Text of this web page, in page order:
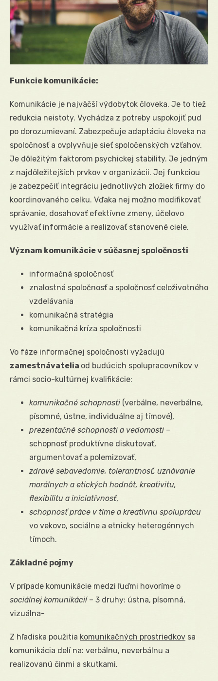
Funkcie komunikácie:
Komunikácie je najväčší výdobytok človeka. Je to tiež
redukcia neistoty. Vychádza z potreby uspokojiť pud
po dorozumievaní. Zabezpečuje adaptáciu človeka na
spoločnosť a ovplyvňuje sieť spoločenských vzťahov.
Je dôležitým faktorom psychickej stability. Je jedným
z najdôležitejších prvkov v organizácii. Jej funkciou
je zabezpečiť integráciu jednotlivých zložiek firmy do
koordinovaného celku. Vďaka nej možno modifikovať
správanie, dosahovať efektívne zmeny, účelovo
využívať informácie a realizovať stanovené ciele.
Význam komunikácie v súčasnej spoločnosti
informačná spoločnosť
znalostná spoločnosť a spoločnosť celoživotného
vzdelávania
komunikačná stratégia
komunikačná kríza spoločnosti
Vo fáze informačnej spoločnosti vyžadujú
zamestnávatelia od budúcich spolupracovníkov v
rámci socio-kultúrnej kvalifikácie:
komunikačné schopnosti (verbálne, neverbálne,
písomné, ústne, individuálne aj tímové),
prezentačné schopnosti a vedomosti –
schopnosť produktívne diskutovať,
argumentovať a polemizovať,
zdravé sebavedomie, tolerantnosť, uznávanie
morálnych a etických hodnôt, kreativitu,
flexibilitu a iniciatívnosť,
schopnosť práce v tíme a kreatívnu spoluprácu
vo vekovo, sociálne a etnicky heterogénnych
tímoch.
Základné pojmy
V prípade komunikácie medzi ľuďmi hovoríme o
sociálnej komunikácií– 3 druhy: ústna, písomná,
vizuálna-
Z hľadiska použitia komunikačných prostriedkov sa
komunikácia delí na: verbálnu, neverbálnu a
realizovanú činmi a skutkami.